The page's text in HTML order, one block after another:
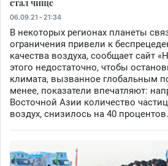
стал чище
06.09.21 - 21:34
В некоторых регионах планеты
ограничения привели к
качества воздуха, сообщает сайт
этого недостаточно, чтобы
климата, вызванное глобальным
менее, показатели впечатляют:
Восточной Азии количество
воздух, снизилось на 40 процентов.